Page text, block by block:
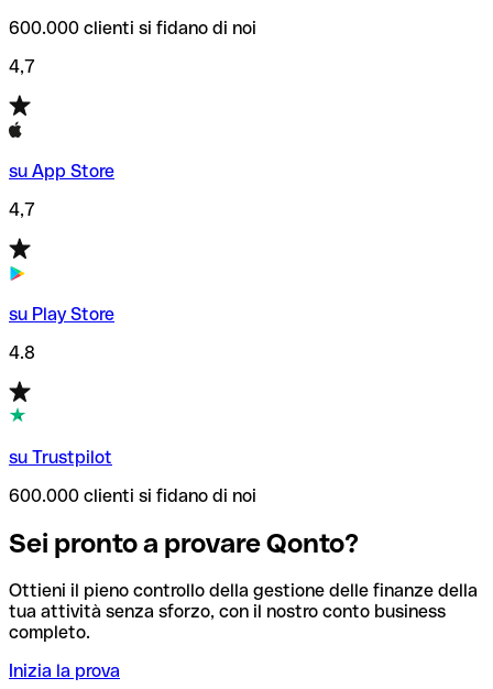
600.000 clienti si fidano di noi
4,7
su App Store
4,7
su Play Store
4.8
su Trustpilot
600.000 clienti si fidano di noi
Sei pronto a provare Qonto?
Ottieni il pieno controllo della gestione delle finanze della
tua attività senza sforzo, con il nostro conto business
completo.
Inizia la prova